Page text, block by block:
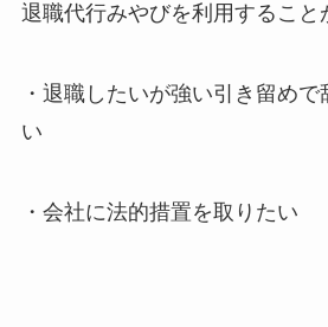
退職代行みやびを利用すること
・退職したいが強い引き留め
い
・会社に法的措置を取りたい